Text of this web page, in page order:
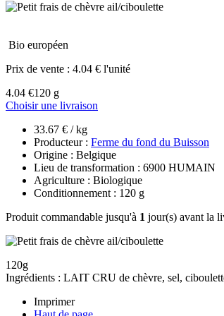
Bio européen
Prix de vente : 4.04 € l'unité
4.04 €120 g
Choisir une livraison
33.67 € / kg
Producteur : Ferme du fond du Buisson
Origine : Belgique
Lieu de transformation : 6900 HUMAIN
Agriculture : Biologique
Conditionnement : 120 g
Produit commandable jusqu'à 1 jour(s) avant la
120g
Ingrédients : LAIT CRU de chèvre, sel,
Imprimer